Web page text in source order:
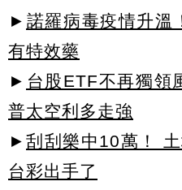
► 諾羅病毒疫情升溫
有特效藥
► 台股ETF不再獨領
普太空利多走強
► 刮刮樂中10萬！
台彩出手了